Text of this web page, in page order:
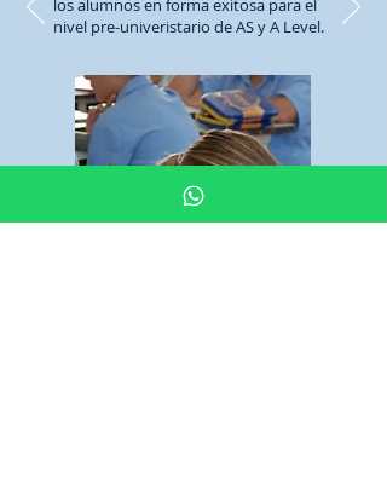
los alumnos en forma exitosa para el
nivel pre-univeristario de AS y A Level.